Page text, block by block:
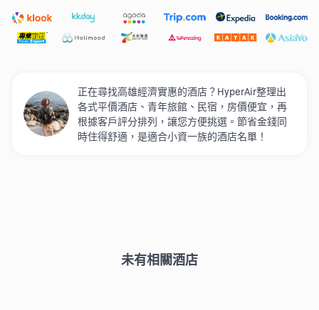
正在尋找高雄經濟實惠的酒店？HyperAir整理出
各式平價酒店、青年旅館、民宿，房價便宜，再
根據客戶評分排列，讓您方便挑選。節省金錢同
時住得舒適，是適合小資一族的酒店名單！
未有相關酒店